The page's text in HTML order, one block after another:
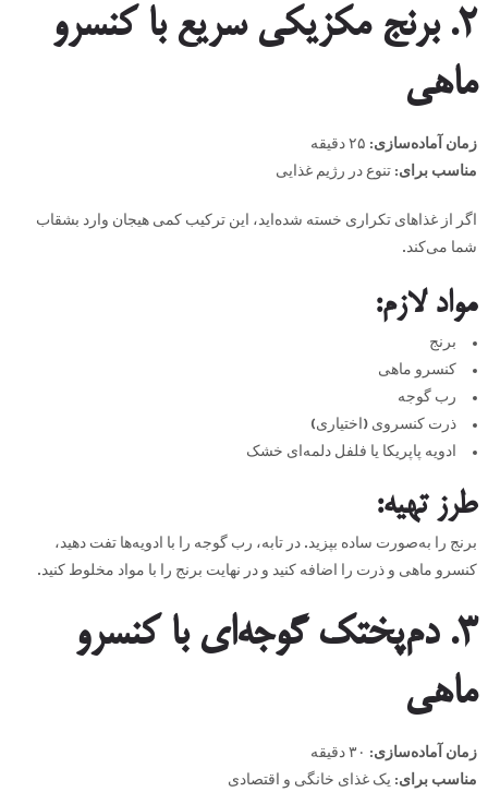
۲.برنج مکزیکی سریع با کنسرو
ماهی
زمان آماده‌سازی:
مناسب برای: تنوع در رژیم غذایی
اگر از غذاهای تکراری خسته شده‌اید، این ترکیب کمی هیجان وارد بشقاب
شما می‌کند.
مواد لازم:
برنج
کنسرو ماهی
رب گوجه
ذرت کنسروی (اختیاری)
ادویه پاپریکا یا فلفل دلمه‌ای خشک
طرز تهیه:
برنج را به‌صورت ساده بپزید. در تابه، رب گوجه را با ادویه‌ها تفت دهید،
کنسرو ماهی و ذرت را اضافه کنید و در نهایت برنج را با مواد مخلوط کنید.
۳.دم‌پختک گوجه‌ای با کنسرو
ماهی
زمان آماده‌سازی:
مناسب برای: یک غذای خانگی و اقتصادی